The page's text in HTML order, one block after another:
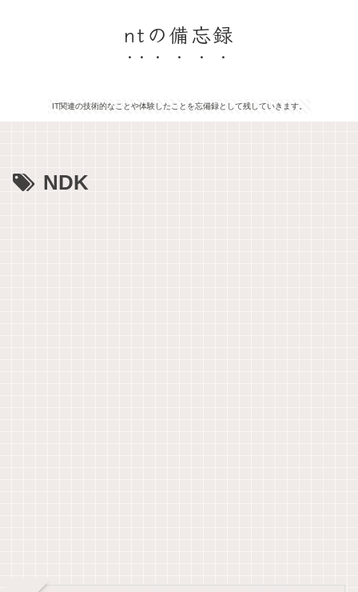
ntの備忘録
IT関連の技術的なことや体験したことを忘備録として残していきます。
NDK